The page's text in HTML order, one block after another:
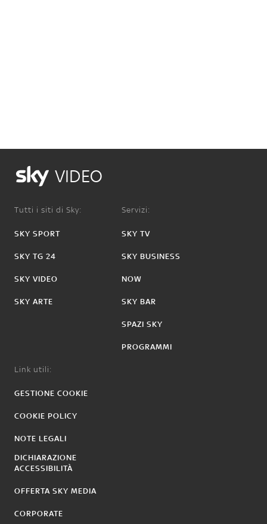
VIDEO
Tutti i siti di Sky:
SKY SPORT
SKY TG 24
SKY VIDEO
SKY ARTE
Servizi:
SKY TV
SKY BUSINESS
NOW
SKY BAR
SPAZI SKY
PROGRAMMI
Link utili:
GESTIONE COOKIE
COOKIE POLICY
NOTE LEGALI
DICHIARAZIONE
ACCESSIBILITÀ
OFFERTA SKY MEDIA
CORPORATE